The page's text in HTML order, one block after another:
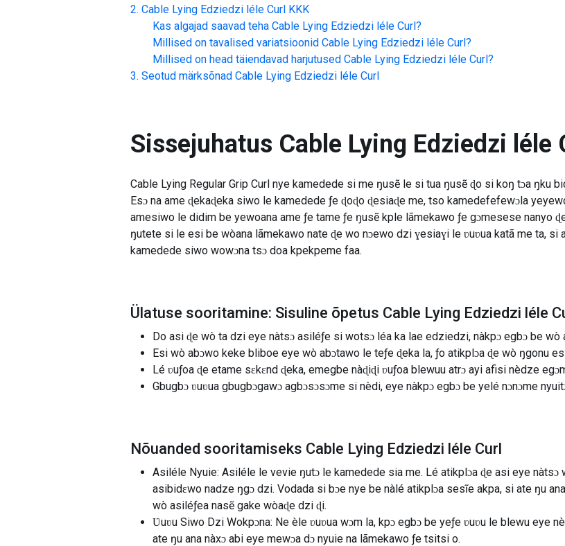
Cable Lying Edziedzi léle Curl KKK
Kas algajad saavad teha Cable Lying Edziedzi léle Curl?
Millised on tavalised variatsioonid Cable Lying Edziedzi léle Curl?
Millised on head täiendavad harjutused Cable Lying Edziedzi léle Curl?
Seotud märksõnad Cable Lying Edziedzi léle Curl
Sissejuhatus Cable Lying Edziedzi léle
Cable Lying Regular Grip Curl nye kamedede si me ŋusẽ le si tua ŋusẽ ɖo si koŋ tɔa ŋku
Esɔ na ame ɖekaɖeka siwo le kamedede ƒe ɖoɖo ɖesiaɖe me, tso kamedefefewɔla
amesiwo le didim be yewoana ame ƒe tame ƒe ŋusẽ kple lãmekawo ƒe gɔmesese nanyo
ŋutete si le esi be wòana lãmekawo nate ɖe wo nɔewo dzi ɣesiaɣi le ʋuʋua katã me ta, si
kamedede siwo wowɔna tsɔ doa kpekpeme faa.
Ülatuse sooritamine: Sisuline õpetus Cable Lying Edziedzi léle
Do asi ɖe wò ta dzi eye nàtsɔ asiléƒe si wotsɔ léa ka lae edziedzi, nàkpɔ egbɔ be
Esi wò abɔwo keke bliboe eye wò abɔtawo le teƒe ɖeka la, ƒo atikplɔa ɖe wò ŋgonu
Lé ʋuƒoa ɖe etame sɛkɛnd ɖeka, emegbe nàɖiɖi ʋuƒoa blewuu atrɔ ayi afisi nèdze
Gbugbɔ ʋuʋua gbugbɔgawɔ agbɔsɔsɔme si nèdi, eye nàkpɔ egbɔ be yelé nɔnɔme
Nõuanded sooritamiseks Cable Lying Edziedzi léle Curl
Asiléle Nyuie: Asiléle le vevie ŋutɔ le kamedede sia me. Lé atikplɔa ɖe asi eye
asibidɛwo nadze ŋgɔ dzi. Vodada si bɔe nye be nàlé atikplɔa sesĩe akpa, si ate ŋu
wò asiléƒea nasẽ gake wòaɖe dzi ɖi.
Ʋuʋu Siwo Dzi Wokpɔna: Ne èle ʋuʋua wɔm la, kpɔ egbɔ be yeƒe ʋuʋu le blewu eye
ate ŋu ana nàxɔ abi eye mewɔa dɔ nyuie na lãmekawo ƒe tsitsi o.